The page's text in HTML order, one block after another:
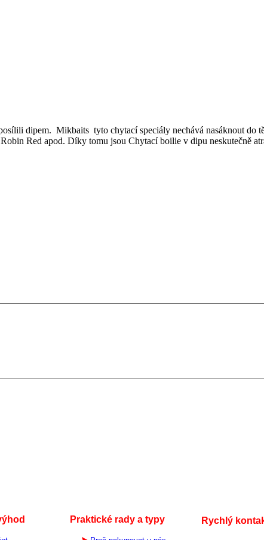
dipem. Mikbaits tyto chytací speciály nechává nasáknout do
Red apod. Díky tomu jsou Chytací boilie v dipu neskutečně
Praktické rady a typy Rychlý